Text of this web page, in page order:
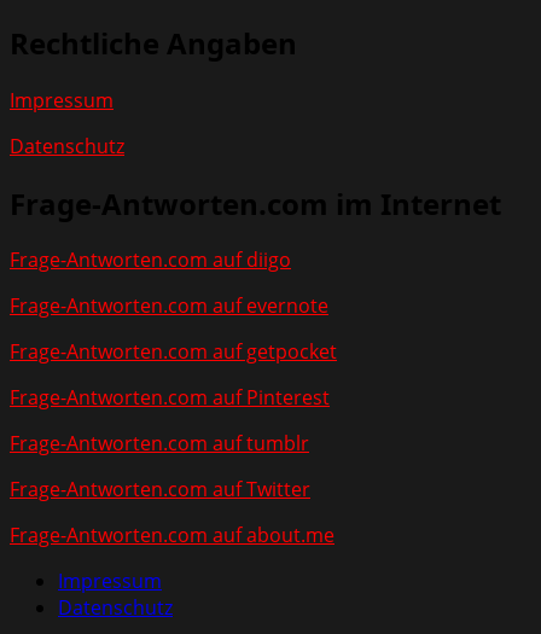
Rechtliche Angaben
Impressum
Datenschutz
Frage-Antworten.com im Internet
Frage-Antworten.com auf diigo
Frage-Antworten.com auf evernote
Frage-Antworten.com auf getpocket
Frage-Antworten.com auf Pinterest
Frage-Antworten.com auf tumblr
Frage-Antworten.com auf Twitter
Frage-Antworten.com auf about.me
Impressum
Datenschutz